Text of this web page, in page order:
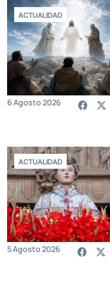
ACTUALIDAD
6 Agosto 2026
ACTUALIDAD
5 Agosto 2026